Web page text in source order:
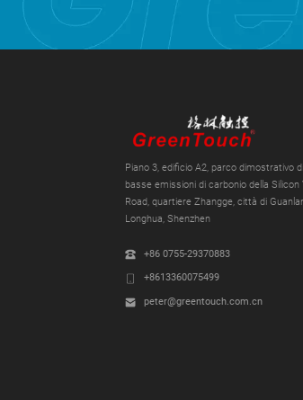
Piano 3, edificio A2, parco dimostrativo
basse emissioni di carbonio della Silicon
Road, quartiere Zhangge, città di
Longhua, Shenzhen
+86 0755-29370883
+8613360075499
peter@greentouch.com.cn